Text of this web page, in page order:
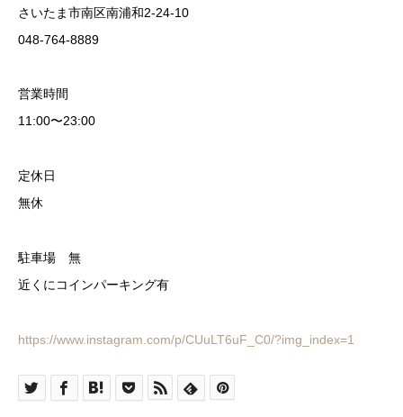
さいたま市南区南浦和2-24-10
048-764-8889
営業時間
11:00〜23:00
定休日
無休
駐車場 無
近くにコインパーキング有
https://www.instagram.com/p/CUuLT6uF_C0/?img_index=1